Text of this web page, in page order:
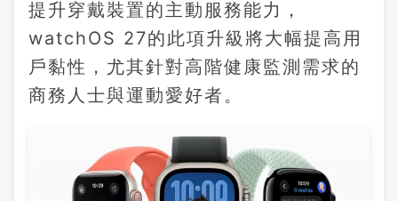
提升穿戴裝置的主動服務能力，
watchOS 27的此項升級將大幅提高用
戶黏性，尤其針對高階健康監測需求的
商務人士與運動愛好者。